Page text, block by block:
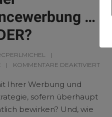
…
KOMMENTARE DEAKTIVIERT
Ihrer Werbung und
sofern überhaupt
bewirken? Und, wie